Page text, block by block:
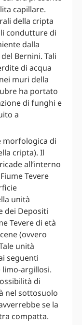
capillare.
della cripta
condutture di
dalla
Bernini. Tali
di acqua
muri della
ha portato
di funghi e
a
morfologica di
cripta). Il
all’interno
Tevere
unità
dei Depositi
Tevere di età
(ovvero
unità
seguenti
di
nel sottosuolo
se la
compatta.